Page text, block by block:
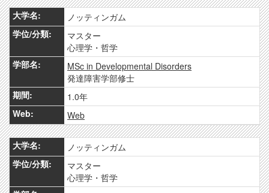
ノッティンガム
マスター
心理学・哲学
MSc in Developmental Disorders
発達障害学部修士
1.0年
Web
ノッティンガム
マスター
心理学・哲学